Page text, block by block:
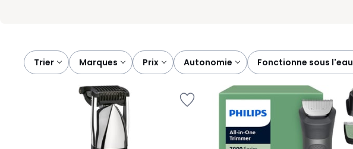
Trier
marques prix autonomie fonctionne sous l'eau